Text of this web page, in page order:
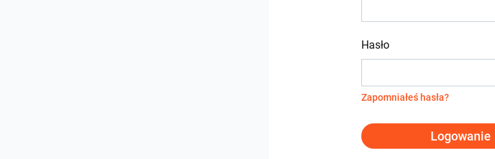
Hasło
Zapomniałeś hasła?
Logowanie